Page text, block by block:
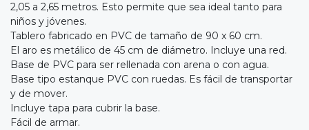
2,05 a 2,65 metros. Esto permite que sea ideal tanto para
niños y jóvenes.
Tablero fabricado en PVC de tamaño de 90 x 60 cm.
El aro es metálico de 45 cm de diámetro. Incluye una red.
Base de PVC para ser rellenada con arena o con agua.
Base tipo estanque PVC con ruedas. Es fácil de transportar
y de mover.
Incluye tapa para cubrir la base.
Fácil de armar.